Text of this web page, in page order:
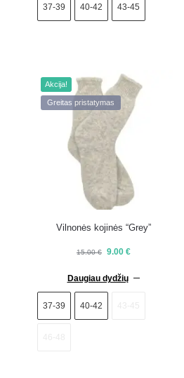
37-39 40-42 43-45
Akcija!
Greitas pristatymas
Vilnonės kojinės “Grey”
15.00€ 9.00 €
Daugiau dydžių
37-39 40-42